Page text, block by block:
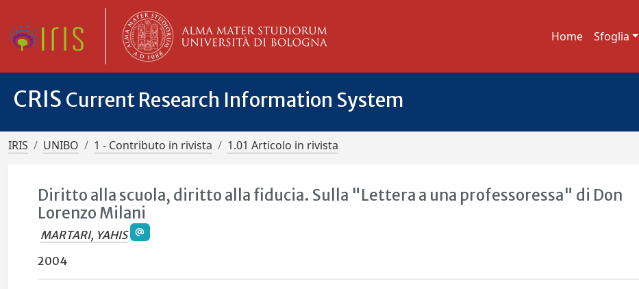
Home Sfoglia
CRIS Current Research Information System
IRIS UNIBO 1 - Contributo in rivista 1.01 Articolo in rivista
Diritto alla scuola, diritto alla fiducia. Sulla "Lettera a una professoressa" di Don
Lorenzo Milani
MARTARI, YAHIS
2004